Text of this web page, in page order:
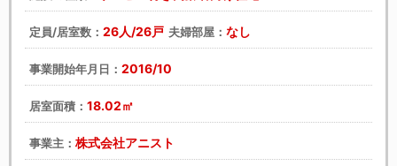
定員/居室数： 26人/26戸 夫婦部屋： なし
事業開始年月日： 2016/10
居室面積： 18.02㎡
事業主： 株式会社アニスト